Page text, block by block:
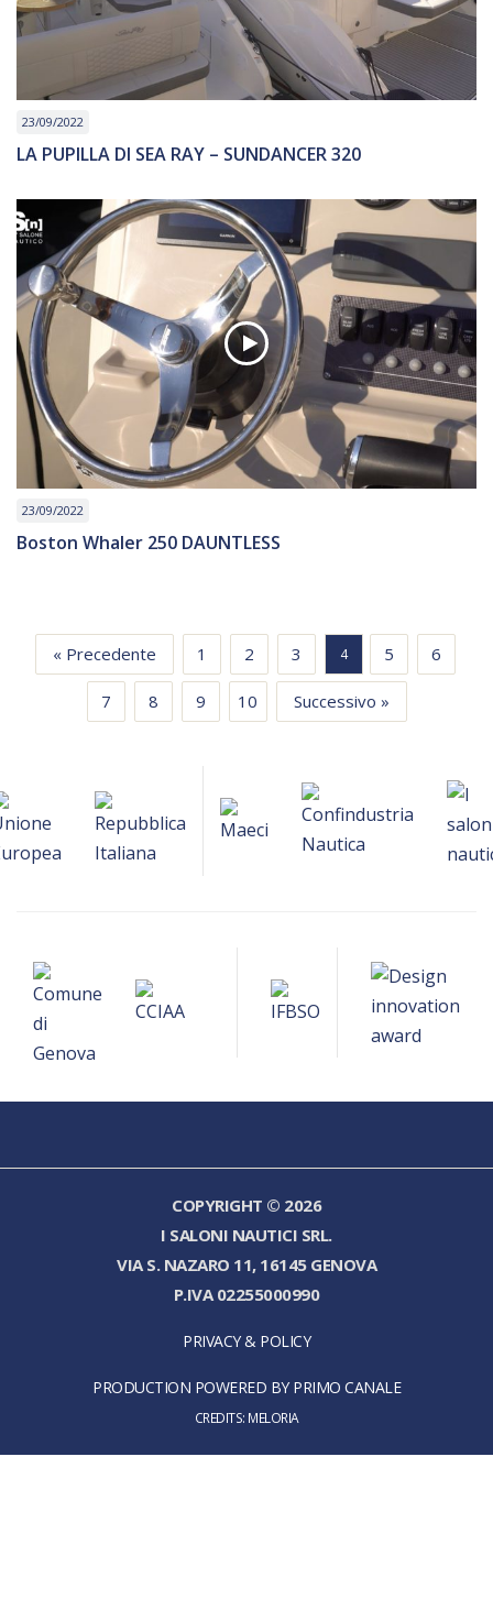
23/09/2022
LA PUPILLA DI SEA RAY – SUNDANCER 320
23/09/2022
Boston Whaler 250 DAUNTLESS
« Precedente 1 2 3 4 5 6
7 8 9 10 Successivo »
COPYRIGHT © 2026
I SALONI NAUTICI SRL.
VIA S. NAZARO 11, 16145 GENOVA
P.IVA 02255000990
PRIVACY & POLICY
PRODUCTION POWERED BY PRIMO CANALE
CREDITS: MELORIA